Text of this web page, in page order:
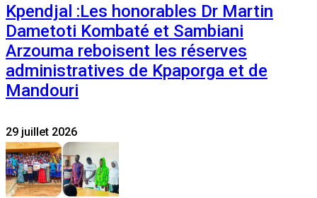
Kpendjal :Les honorables Dr Martin
Dametoti Kombaté et Sambiani
Arzouma reboisent les réserves
administratives de Kpaporga et de
Mandouri
29 juillet 2026